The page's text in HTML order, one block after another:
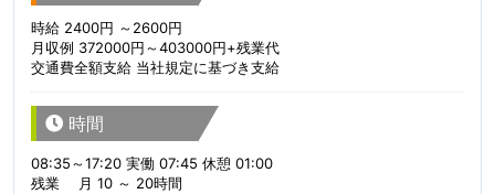
時給 2400円 ～2600円
月収例 372000円～403000円+残業代
交通費全額支給 当社規定に基づき支給
時間
08:35～17:20 実働 07:45 休憩 01:00
残業 月 10 ～ 20時間